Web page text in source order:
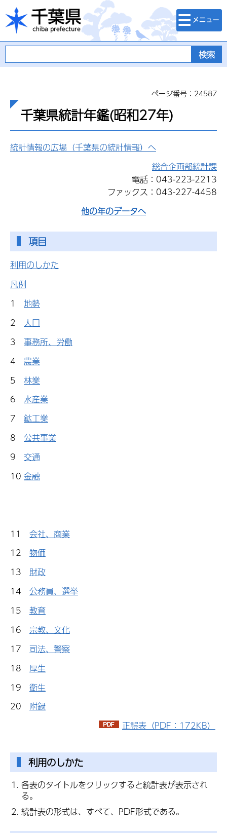
千葉県
検索・メニュ
ー
ページ番号：24587
千葉県統計年鑑(昭和27年)
統計情報の広場（千葉県の統計情報）へ
総合企画部統計課
電話：043-223-2213
ファックス：043-227-4458
他の年のデータへ
項目
利用のしかた
凡例
1 地勢
2 人口
3 事務所、労働
4 農業
5 林業
6 水産業
7 鉱工業
8 公共事業
9 交通
10 金融
11 会社、商業
12 物価
13 財政
14 公務員、選挙
15 教育
16 宗教、文化
17 司法、警察
18 厚生
19 衛生
20 附録
正誤表（PDF：172KB）
利用のしかた
各表のタイトルをクリックすると統計表が表示され
る。
統計表の形式は、すべて、PDF形式である。